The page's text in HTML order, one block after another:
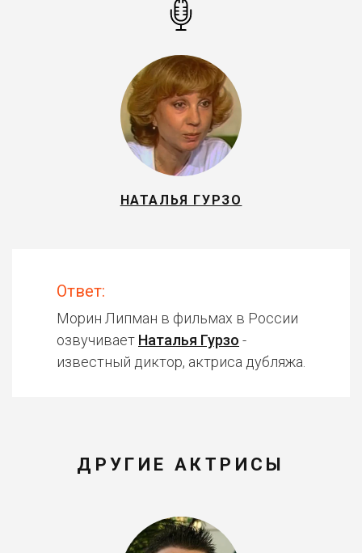
НАТАЛЬЯ ГУРЗО
Ответ:
Морин Липман в фильмах в России
озвучивает Наталья Гурзо -
известный диктор, актриса дубляжа.
ДРУГИЕ АКТРИСЫ